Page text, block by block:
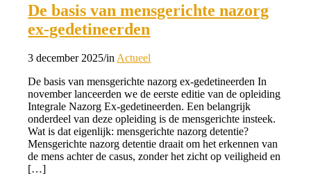
De basis van mensgerichte nazorg
ex-gedetineerden
3 december 2025/inActueel
De basis van mensgerichte nazorg ex-gedetineerden In
november lanceerden we de eerste editie van de opleiding
Integrale Nazorg Ex-gedetineerden. Een belangrijk
onderdeel van deze opleiding is de mensgerichte insteek.
Wat is dat eigenlijk: mensgerichte nazorg detentie?
Mensgerichte nazorg detentie draait om het erkennen van
de mens achter de casus, zonder het zicht op veiligheid en
[…]